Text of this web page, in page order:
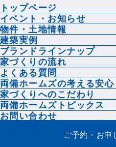
来場
ご予約・お申
トップページ
イベント・お知らせ
物件・土地情報
建築実例
ブランドラインナップ
家づくりの流れ
よくある質問
両備ホームズの考える安心
家づくりへのこだわり
両備ホームズトピックス
お問い合わせ
両備ホー